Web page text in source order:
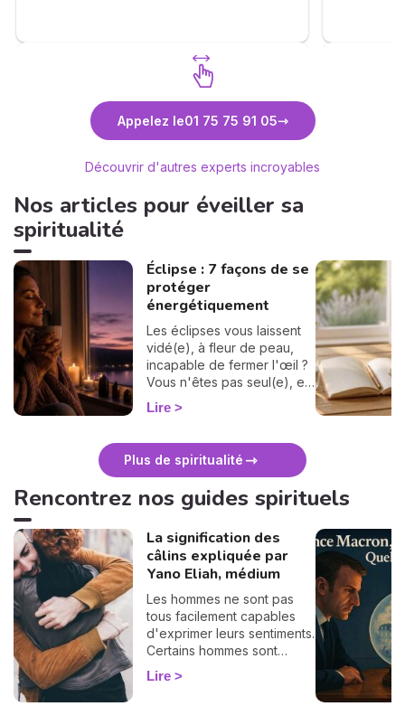
Découvrez Anne-Lyssia Coupart
Appelez le01 75 75 91 05
Découvrir d'autres experts incroyables
Nos articles pour éveiller sa
spiritualité
Éclipse : 7 façons de se
protéger
énergétiquement
Les éclipses vous laissent
vidé(e), à fleur de peau,
incapable de fermer l'œil ?
Vous n'êtes pas seul(e), et
surtout : ça se traverse en
douceur. Voici 7 gestes
vous protéger
énergétiquement et
intérieur. 🛡️🌒
Lire
Plus de spiritualité
Rencontrez nos guides spirituels
La signification des
câlins expliquée par
Yano Eliah, médium
Les hommes ne sont pas
tous facilement capables
d'exprimer leurs sentiments.
Certains hommes sont
habitués à contrôler leurs
sentiments, par conséquent
Lire